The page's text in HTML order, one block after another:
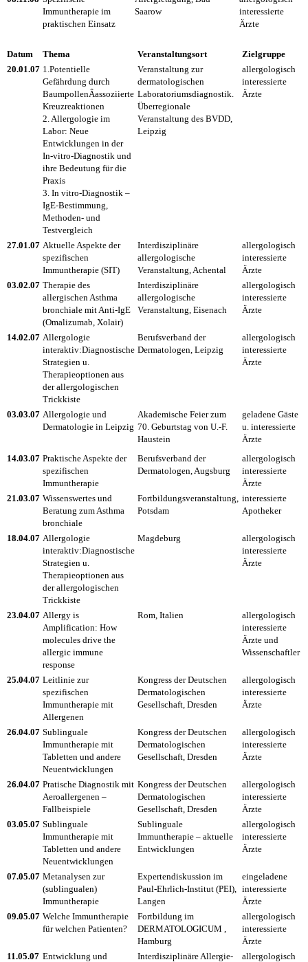
Immuntherapie im
praktischen Einsatz
Saarow
interessierte
Ärzte
Datum Thema Veranstaltungsort
Zielgruppe
20.01.07 1.Potentielle
Gefährdung durch
BaumpollenÂ­assoziierte
Kreuzreaktionen
2. Allergologie im
Labor: Neue
Entwicklungen in der
In-vitro-Diagnostik und
ihre Bedeutung für die
Praxis
3. In vitro-Diagnostik –
IgE-Bestimmung,
Methoden- und
Testvergleich
Veranstaltung zur
dermatologischen
Laboratoriumsdiagnostik.
Überregionale
Veranstaltung des BVDD,
Leipzig
allergologisch
interessierte
Ärzte
27.01.07 Aktuelle Aspekte der
spezifischen
Immuntherapie (SIT)
Interdisziplinäre
allergologische
Veranstaltung, Achental
allergologisch
interessierte
Ärzte
03.02.07 Therapie des
allergischen Asthma
bronchiale mit Anti-IgE
(Omalizumab, Xolair)
Interdisziplinäre
allergologische
Veranstaltung, Eisenach
allergologisch
interessierte
Ärzte
14.02.07 Allergologie
interaktiv:Diagnostische
Strategien u.
Therapieoptionen aus
der allergologischen
Trickkiste
Berufsverband der
Dermatologen, Leipzig
allergologisch
interessierte
Ärzte
03.03.07 Allergologie und
Dermatologie in Leipzig
Akademische Feier zum
70. Geburtstag von U.-F.
Haustein
geladene Gäste
u. interessierte
Ärzte
14.03.07 Praktische Aspekte der
spezifischen
Immuntherapie
Berufsverband der
Dermatologen, Augsburg
allergologisch
interessierte
Ärzte
21.03.07 Wissenswertes und
Beratung zum Asthma
bronchiale
Fortbildungsveranstaltung,
Potsdam
interessierte
Apotheker
18.04.07 Allergologie
interaktiv:Diagnostische
Strategien u.
Therapieoptionen aus
der allergologischen
Trickkiste
Magdeburg
allergologisch
interessierte
Ärzte
23.04.07 Allergy is
Amplification: How
molecules drive the
allergic immune
response
Rom, Italien
allergologisch
interessierte
Ärzte und
Wissenschaftler
25.04.07 Leitlinie zur
spezifischen
Immuntherapie mit
Allergenen
Kongress der Deutschen
Dermatologischen
Gesellschaft, Dresden
allergologisch
interessierte
Ärzte
26.04.07 Sublinguale
Immuntherapie mit
Tabletten und andere
Neuentwicklungen
Kongress der Deutschen
Dermatologischen
Gesellschaft, Dresden
allergologisch
interessierte
Ärzte
26.04.07 Pratische Diagnostik mit
Aeroallergenen –
Fallbeispiele
Kongress der Deutschen
Dermatologischen
Gesellschaft, Dresden
allergologisch
interessierte
Ärzte
03.05.07 Sublinguale
Immuntherapie mit
Tabletten und andere
Neuentwicklungen
Sublinguale
Immuntherapie – aktuelle
Entwicklungen
allergologisch
interessierte
Ärzte
07.05.07 Metanalysen zur
(sublingualen)
Immuntherapie
Expertendiskussion im
Paul-Ehrlich-Institut (PEI),
Langen
eingeladene
interessierte
Ärzte
09.05.07 Welche Immuntherapie
für welchen Patienten?
Fortbildung im
DERMATOLOGICUM ,
Hamburg
allergologisch
interessierte
Ärzte
11.05.07 Entwicklung und
Interdisziplinäre Allergie-
allergologisch